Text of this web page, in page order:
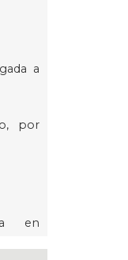
a
por
en